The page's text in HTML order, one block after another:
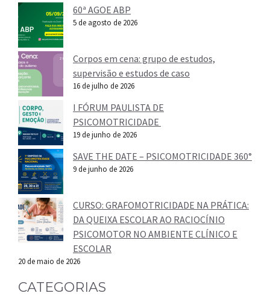
60ª AGOE ABP
5 de agosto de 2026
Corpos em cena: grupo de estudos,
supervisão e estudos de caso
16 de julho de 2026
I FÓRUM PAULISTA DE
PSICOMOTRICIDADE
19 de junho de 2026
SAVE THE DATE – PSICOMOTRICIDADE 360°
9 de junho de 2026
CURSO: GRAFOMOTRICIDADE NA PRÁTICA:
DA QUEIXA ESCOLAR AO RACIOCÍNIO
PSICOMOTOR NO AMBIENTE CLÍNICO E
ESCOLAR
20 de maio de 2026
CATEGORIAS